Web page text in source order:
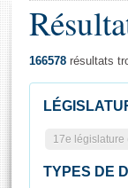
Présidence
Séance
Rôle et
Visiter
166578 résultats
17e législature
TYPES DE